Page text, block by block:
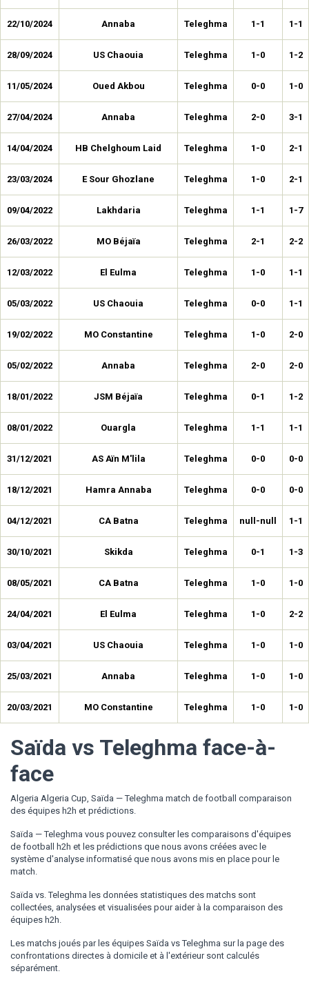
22/10/2024 Annaba Teleghma 1-1 1-1
28/09/2024 US Chaouia Teleghma 1-0 1-2
11/05/2024 Oued Akbou Teleghma 0-0 1-0
27/04/2024 Annaba Teleghma 2-0 3-1
14/04/2024 HB Chelghoum Laid Teleghma 1-0 2-1
23/03/2024 E Sour Ghozlane Teleghma 1-0 2-1
09/04/2022 Lakhdaria Teleghma 1-1 1-7
26/03/2022 MO Béjaïa Teleghma 2-1 2-2
12/03/2022 El Eulma Teleghma 1-0 1-1
05/03/2022 US Chaouia Teleghma 0-0 1-1
19/02/2022 MO Constantine Teleghma 1-0 2-0
05/02/2022 Annaba Teleghma 2-0 2-0
18/01/2022 JSM Béjaïa Teleghma 0-1 1-2
08/01/2022 Ouargla Teleghma 1-1 1-1
31/12/2021 AS Aïn M'lila Teleghma 0-0 0-0
18/12/2021 Hamra Annaba Teleghma 0-0 0-0
04/12/2021 CA Batna Teleghma null-null 1-1
30/10/2021 Skikda Teleghma 0-1 1-3
08/05/2021 CA Batna Teleghma 1-0 1-0
24/04/2021 El Eulma Teleghma 1-0 2-2
03/04/2021 US Chaouia Teleghma 1-0 1-0
25/03/2021 Annaba Teleghma 1-0 1-0
20/03/2021 MO Constantine Teleghma 1-0 1-0
Saïda vs Teleghma face-à-
face
Algeria Algeria Cup, Saïda — Teleghma match de football comparaison
des équipes h2h et prédictions.
Saïda — Teleghma vous pouvez consulter les comparaisons d'équipes
de football h2h et les prédictions que nous avons créées avec le
système d'analyse informatisé que nous avons mis en place pour le
match.
Saïda vs. Teleghma les données statistiques des matchs sont
collectées, analysées et visualisées pour aider à la comparaison des
équipes h2h.
Les matchs joués par les équipes Saïda vs Teleghma sur la page des
confrontations directes à domicile et à l'extérieur sont calculés
séparément.